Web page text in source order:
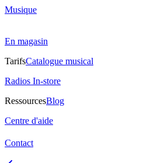
Musique
En magasin
TarifsCatalogue musical
Radios In-store
RessourcesBlog
Centre d'aide
Contact